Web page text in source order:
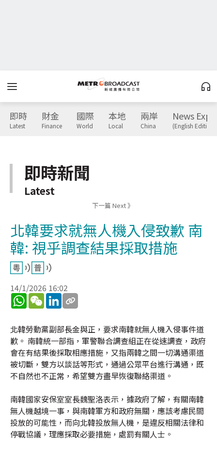
即時
Latest
財金
Finance
國際
World
本地
Local
兩岸
China
News
(English Edition)
即時新聞
Latest
下一篇 Next 》
北韓要求就無人機入侵致歉 南
韓: 視乎調查結果採取措施
14/1/2026 16:02
WhatsApp
WeChatLinkedIn
北韓勞動黨副部長金與正，要求南韓就無人機入侵事件道
歉。 南韓統一部指，軍警聯合調查組正在從速調查，政府
會在有結果後採取相應措施，又指兩韓之間一切溝通渠道
被切斷，雙方以談話等形式，通過公眾平台進行溝通，既
不自然也不正常，希望雙方盡早恢復聯絡渠道。
南韓國家安保室室長魏聖洛表示，據政府了解，有關南韓
無人機越境一事，與南韓軍方和政府無關，應該考慮民間
投放的可能性，而向北韓投放無人機，是違反相關法律和
停戰協議，理應採取必要措施，處罰有關人士。